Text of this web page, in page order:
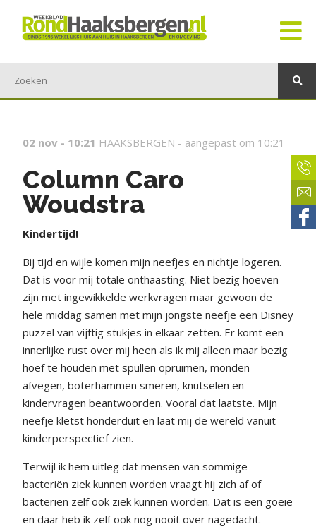
02 nov - 10:21 HAAKSBERGEN - aangepast om 10:21
Column Caro
Woudstra
Kindertijd!
Bij tijd en wijle komen mijn neefjes en nichtje logeren.
Dat is voor mij totale onthaasting. Niet bezig hoeven
zijn met ingewikkelde werkvragen maar gewoon de
hele middag samen met mijn jongste neefje een Disney
puzzel van vijftig stukjes in elkaar zetten. Er komt een
innerlijke rust over mij heen als ik mij alleen maar bezig
hoef te houden met spullen opruimen, monden
afvegen, boterhammen smeren, knutselen en
kindervragen beantwoorden. Vooral dat laatste. Mijn
neefje kletst honderduit en laat mij de wereld vanuit
kinderperspectief zien.
Terwijl ik hem uitleg dat mensen van sommige
bacteriën ziek kunnen worden vraagt hij zich af of
bacteriën zelf ook ziek kunnen worden. Dat is een goeie
en daar heb ik zelf ook nog nooit over nagedacht.